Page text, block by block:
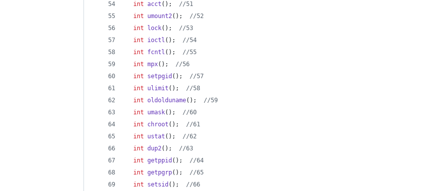
int acct (); //51
int
umount2(); //52
int
lock(); //53
int
ioctl (); //54
int
fcntl (); //55
int mpx(); //56
int
setpgid (); //57
int
ulimit (); //58
int oldolduname(); //59
int
umask(); //60
int
chroot (); //61
int
ustat (); //62
int dup2(); //63
int getppid (); //64
int getpgrp(); //65
int
setsid (); //66